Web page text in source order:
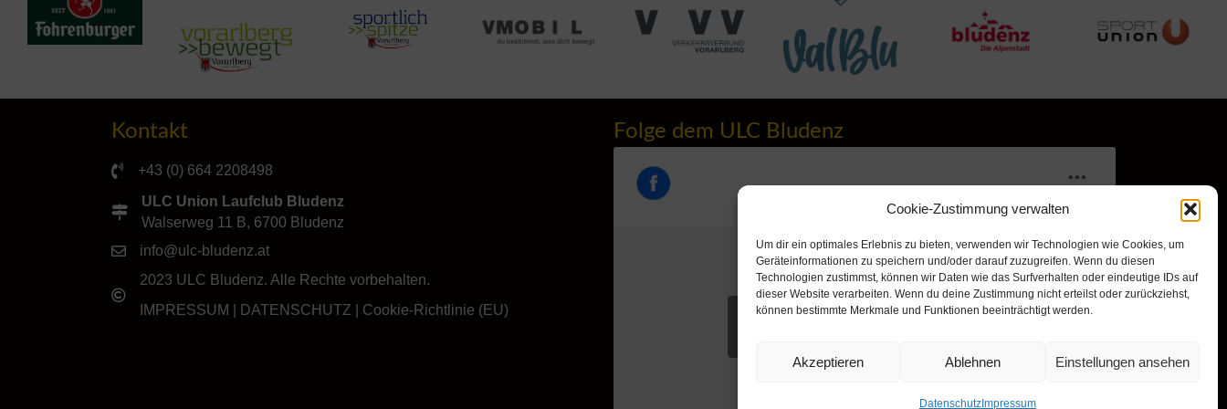
Cookie-Zustimmung verwalten
Um dir ein optimales Erlebnis zu bieten, verwenden wir Technologien wie Cookies, um
Geräteinformationen zu speichern und/oder darauf zuzugreifen. Wenn du diesen
Technologien zustimmst, können wir Daten wie das Surfverhalten oder eindeutige IDs auf
dieser Website verarbeiten. Wenn du deine Zustimmung nicht erteilst oder zurückziehst,
können bestimmte Merkmale und Funktionen beeinträchtigt werden.
Akzeptieren Ablehnen Einstellungen ansehen
DatenschutzImpressum
Kontakt
+43 (0) 664 2208498
ULC Union Laufclub Bludenz
Walserweg 11 B, 6700 Bludenz
info@ulc-bludenz.at
2023 ULC Bludenz. Alle Rechte vorbehalten.
IMPRESSUM
DATENSCHUTZ Cookie-Richtlinie (EU)
Folge dem ULC Bludenz
Klicke hier, um Marketing-Cookies zu